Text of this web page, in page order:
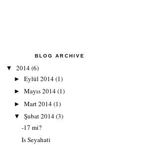
BLOG ARCHIVE
▼ 2014(6)
► Eylül 2014(1)
► Mayıs 2014(1)
► Mart 2014(1)
▼ Şubat 2014(3)
-17 mi?
Is Seyahati